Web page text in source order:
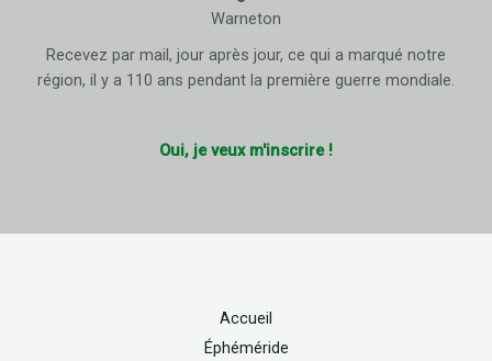
Warneton
Recevez par mail, jour après jour, ce qui a marqué notre
région, il y a 110 ans pendant la première guerre mondiale.
Oui, je veux m'inscrire !
Accueil
Éphéméride